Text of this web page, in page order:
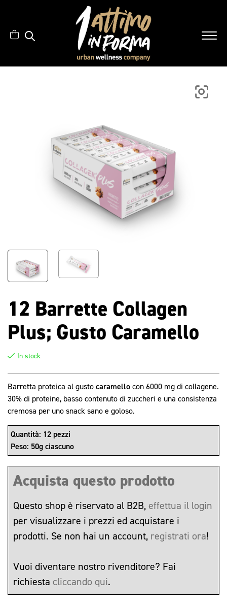
12 Barrette Collagen
Plus; Gusto Caramello
In stock
Barretta proteica al gustocaramellocon 6000 mg di collagene.
30% di proteine, basso contenuto di zuccheri e una consistenza
cremosa per uno snack sano e goloso.
Quantità: 12 pezzi
Peso: 50g ciascuno
Acquista questo prodotto
Questo shop è riservato al B2B, effettua il login
per visualizzare i prezzi ed acquistare i
prodotti. Se non hai un account, registrati ora!
Vuoi diventare nostro rivenditore? Fai
richiesta cliccando qui.